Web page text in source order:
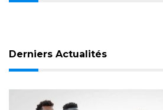
Derniers Actualités